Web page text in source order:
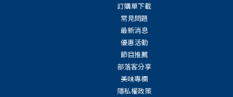
訂購單下載
常見問題
最新消息
優惠活動
節目推薦
部落客分享
美味專欄
隱私權政策